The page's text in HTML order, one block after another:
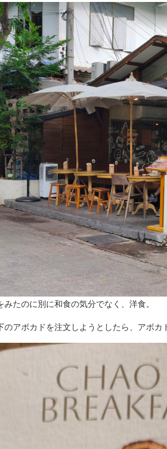
みたのに別に和食の気分でなく、洋食。
のアボカドを注文しようとしたら、アボカ